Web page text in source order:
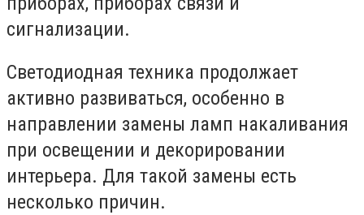
сигнализации.
Светодиодная техника продолжает
активно развиваться, особенно в
направлении замены ламп накаливания
при освещении и декорировании
интерьера. Для такой замены есть
несколько причин.